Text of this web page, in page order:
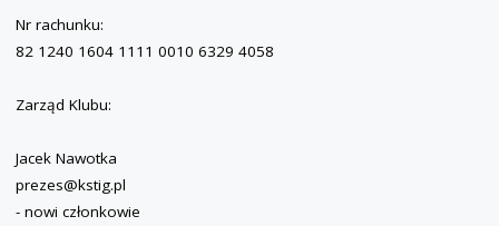
Nr rachunku:
82 1240 1604 1111 0010 6329 4058
Zarząd Klubu:
Jacek Nawotka
prezes@kstig.pl
- nowi członkowie